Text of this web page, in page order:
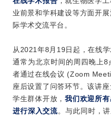
业前景和学科建设等方面开
际学术交流平台。
从2021年8月19日 起，在线
通常为北京时间的周四晚上
者通过在线会议 (Zoom
座后设置了问答环节。该讲
学生群体开放，我们欢迎所
进行深入交流。与此同时，